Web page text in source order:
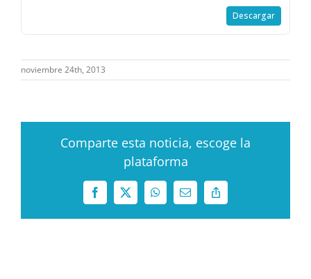
Descargar
noviembre 24th, 2013
Comparte esta noticia, escoge la
plataforma
Facebook
X WhatsAppCorreo
electrónico
Copy
Link